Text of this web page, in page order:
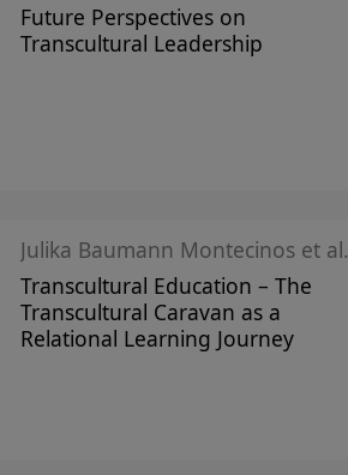
Future Perspectives on
Transcultural Leadership
Julika Baumann Montecinos et al.
Transcultural Education – The
Transcultural Caravan as a
Relational Learning Journey